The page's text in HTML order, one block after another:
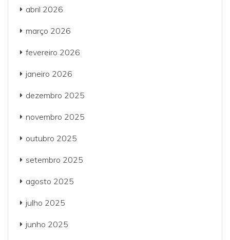
abril 2026
março 2026
fevereiro 2026
janeiro 2026
dezembro 2025
novembro 2025
outubro 2025
setembro 2025
agosto 2025
julho 2025
junho 2025